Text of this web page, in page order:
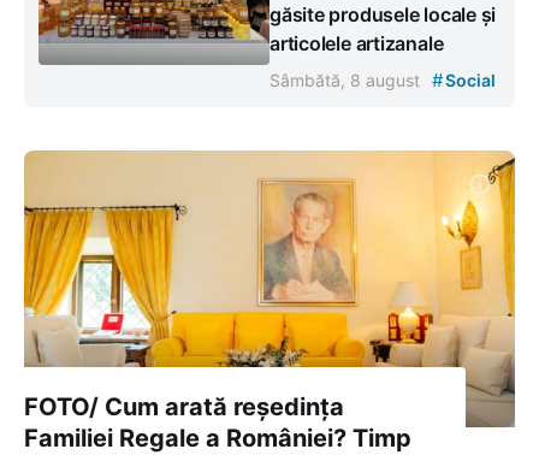
găsite produsele locale și
articolele artizanale
Sâmbătă, 8 august #Social
FOTO/ Cum arată reședința
Familiei Regale a României? Timp